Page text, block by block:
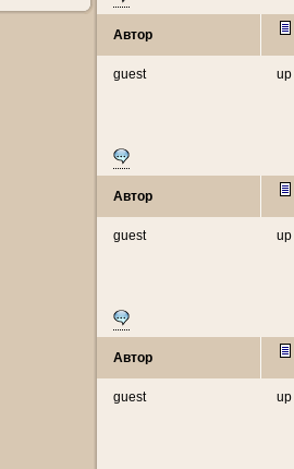
Автор
guest up
Автор
guest up
Автор
guest up